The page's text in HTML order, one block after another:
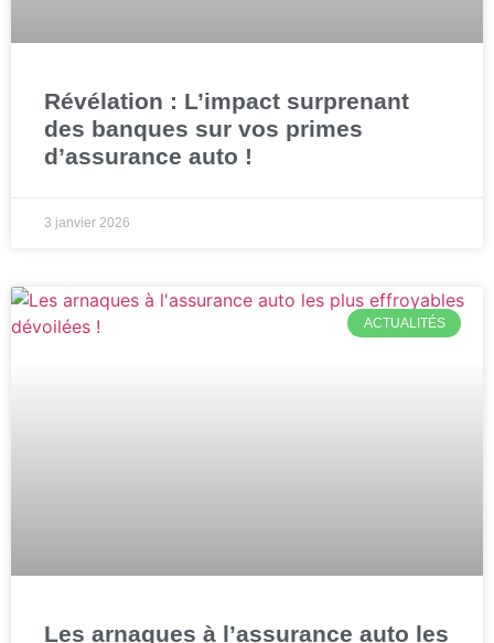
Révélation : L’impact surprenant
des banques sur vos primes
d’assurance auto !
3 janvier 2026
ACTUALITÉS
Les arnaques à l’assurance auto les